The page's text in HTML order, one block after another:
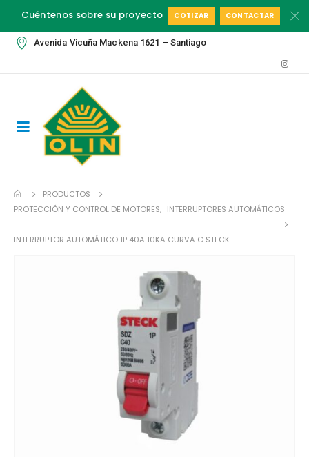
Cuéntenos sobre su proyecto COTIZAR CONTACTAR
Avenida Vicuña Mackena 1621 – Santiago
PRODUCTOS
PROTECCIÓN Y CONTROL DE MOTORES, INTERRUPTORES AUTOMÁTICOS
INTERRUPTOR AUTOMÁTICO 1P 40A 10KA CURVA C STECK